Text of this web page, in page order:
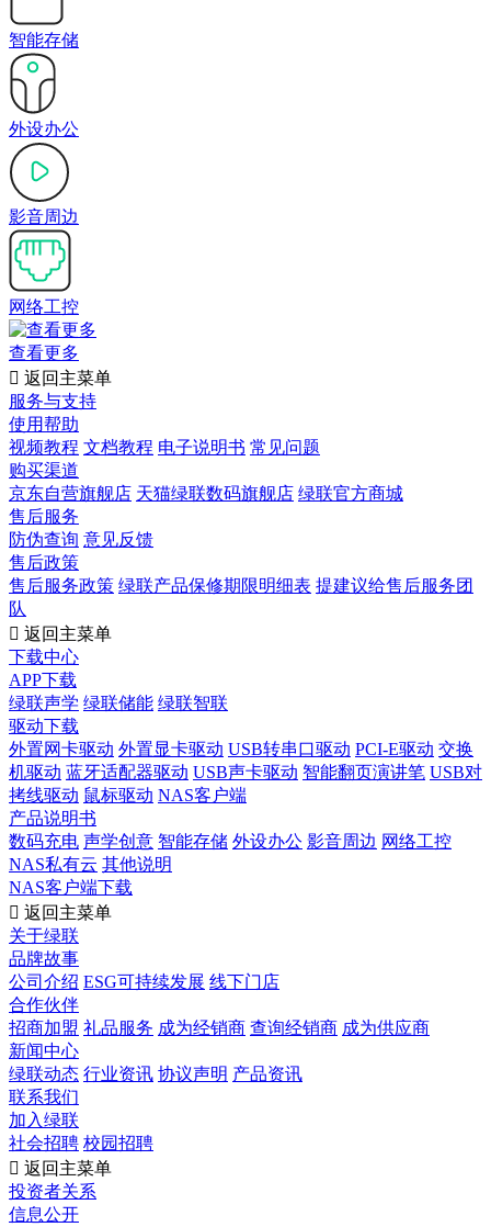
智能存储
外设办公
影音周边
网络工控
查看更多
 返回主菜单
服务与支持
使用帮助
视频教程 文档教程 电子说明书 常见问题
购买渠道
京东自营旗舰店 天猫绿联数码旗舰店 绿联官方商城
售后服务
防伪查询 意见反馈
售后政策
售后服务政策 绿联产品保修期限明细表 提建议给售后服务团
队
 返回主菜单
下载中心
APP下载
绿联声学 绿联储能 绿联智联
驱动下载
外置网卡驱动 外置显卡驱动 USB转串口驱动 PCI-E驱动 交换
机驱动 蓝牙适配器驱动 USB声卡驱动 智能翻页演讲笔 USB对
拷线驱动 鼠标驱动 NAS客户端
产品说明书
数码充电 声学创意 智能存储 外设办公 影音周边 网络工控
NAS私有云 其他说明
NAS客户端下载
 返回主菜单
关于绿联
品牌故事
公司介绍 ESG可持续发展 线下门店
合作伙伴
招商加盟 礼品服务 成为经销商 查询经销商 成为供应商
新闻中心
绿联动态 行业资讯 协议声明 产品资讯
联系我们
加入绿联
社会招聘 校园招聘
 返回主菜单
投资者关系
信息公开